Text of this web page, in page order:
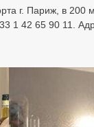
г. Париж, в
1 42 65 90 11.